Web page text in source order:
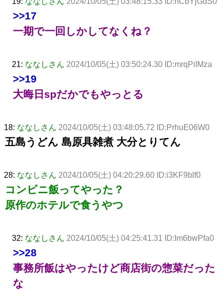
>>17
一期で一回しかしてなくね？
21: ななしさん 2024/10/05(土) 03:50:24.30 ID:mrqPiIMza
>>19
大晦日spだかでもやっとる
18: ななしさん 2024/10/05(土) 03:48:05.72 ID:PrhuE06W0
五島うどん 島原具雑煮 大分とりてん
28: ななしさん 2024/10/05(土) 04:20:29.60 ID:i3KF9blf0
コンビニ飯ってやった？
原作のホテルで食うやつ
32: ななしさん 2024/10/05(土) 04:25:41.31 ID:Im6bwPfa0
>>28
事務所飯はやったけど商店街の惣菜だった
な